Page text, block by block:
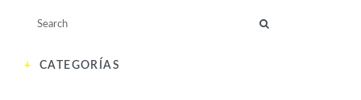
CATEGORÍAS